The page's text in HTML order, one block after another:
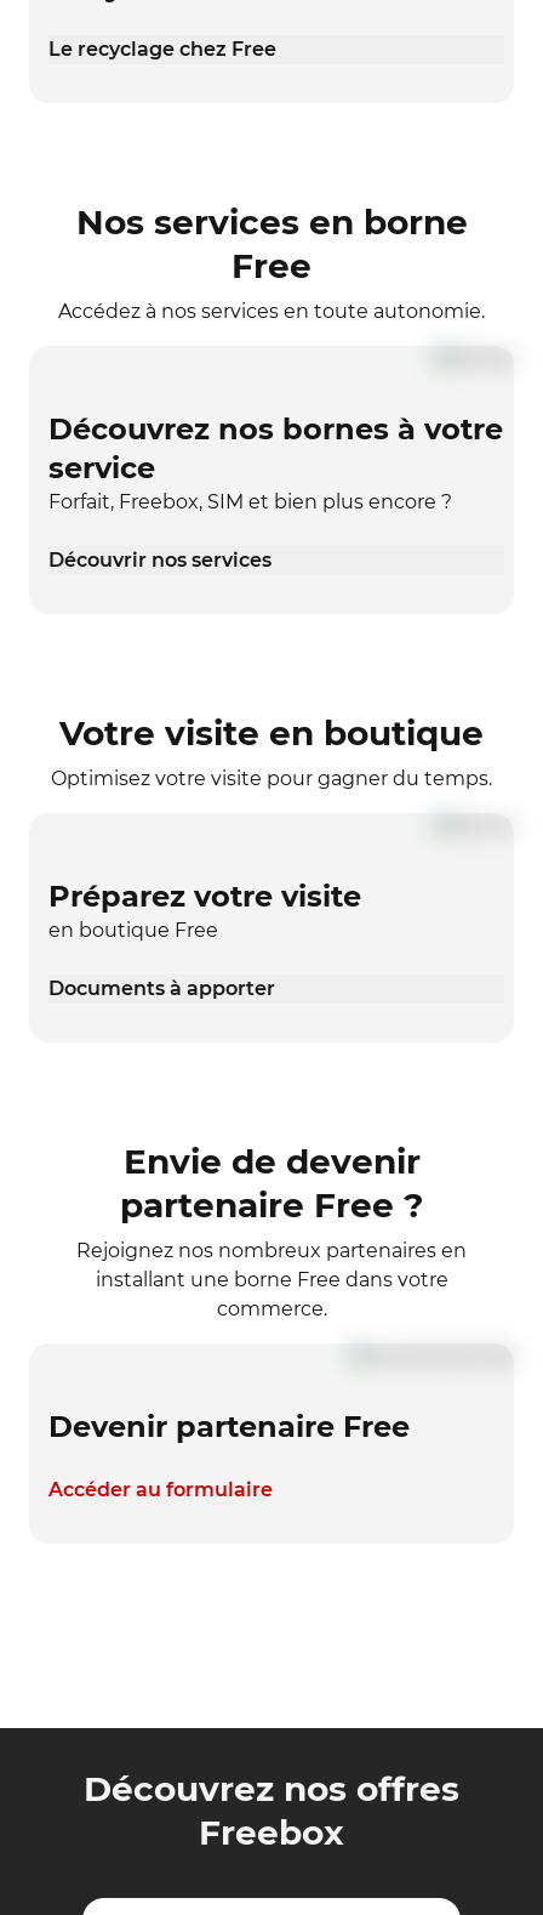
Le recyclage chez Free
Nos services en borne
Free
Accédez à nos services en toute autonomie.
Découvrez nos bornes à votre
service
Forfait, Freebox, SIM et bien plus encore ?
Découvrir nos services
Votre visite en boutique
Optimisez votre visite pour gagner du temps.
Préparez votre visite
en boutique Free
Documents à apporter
Envie de devenir
partenaire Free ?
Rejoignez nos nombreux partenaires en
installant une borne Free dans votre
commerce.
Devenir partenaire Free
Accéder au formulaire
Découvrez nos offres
Freebox